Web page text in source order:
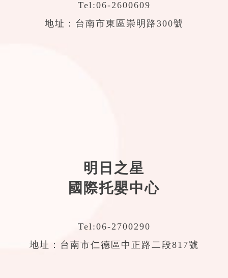
Tel:06-2600609
地址：台南市東區崇明路300號
明日之星
國際托嬰中心
Tel:06-2700290
地址：台南市仁德區中正路二段817號